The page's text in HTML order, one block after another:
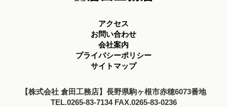
アクセス
お問い合わせ
会社案内
プライバシーポリシー
サイトマップ
【株式会社 倉田工務店】長野県駒ヶ根市赤穂6073番地
TEL.0265-83-7134 FAX.0265-83-0236